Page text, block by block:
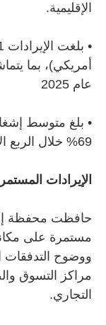
الإقليمية.
•
أمريكي)، بما
عام 2025
• بلغ متوسط
69% خلال الربع الأول من عام 2026
الإيرادات
حافظت محفظة
مستمرة على
ووضوح التدفقات
مراكز التسوق
التجاري.